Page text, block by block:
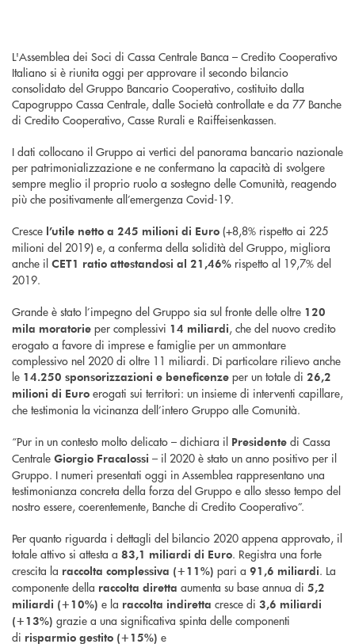
L'Assemblea dei Soci di Cassa Centrale Banca – Credito Cooperativo
Italiano si è riunita oggi per approvare il secondo bilancio
consolidato del Gruppo Bancario Cooperativo, costituito dalla
Capogruppo Cassa Centrale, dalle Società controllate e da 77 Banche
di Credito Cooperativo, Casse Rurali e Raiffeisenkassen.
I dati collocano il Gruppo ai vertici del panorama bancario nazionale
per patrimonializzazione e ne confermano la capacità di svolgere
sempre meglio il proprio ruolo a sostegno delle Comunità, reagendo
più che positivamente all’emergenza Covid-19.
Cresce l’utile netto a 245 milioni di Euro (+8,8% rispetto ai 225
milioni del 2019) e, a conferma della solidità del Gruppo, migliora
anche il CET1 ratio attestandosi al 21,46% rispetto al 19,7% del
2019.
Grande è stato l’impegno del Gruppo sia sul fronte delle oltre 120
mila moratorie per complessivi 14 miliardi, che del nuovo credito
erogato a favore di imprese e famiglie per un ammontare
complessivo nel 2020 di oltre 11 miliardi. Di particolare rilievo anche
le 14.250 sponsorizzazioni e beneficenze per un totale di 26,2
milioni di Euro erogati sui territori: un insieme di interventi capillare,
che testimonia la vicinanza dell’intero Gruppo alle Comunità.
“Pur in un contesto molto delicato – dichiara il Presidente di Cassa
Centrale Giorgio Fracalossi – il 2020 è stato un anno positivo per il
Gruppo. I numeri presentati oggi in Assemblea rappresentano una
testimonianza concreta della forza del Gruppo e allo stesso tempo del
nostro essere, coerentemente, Banche di Credito Cooperativo”.
Per quanto riguarda i dettagli del bilancio 2020 appena approvato, il
totale attivo si attesta a 83,1 miliardi di Euro. Registra una forte
crescita la raccolta complessiva (+11%) pari a 91,6 miliardi. La
componente della raccolta diretta aumenta su base annua di 5,2
miliardi (+10%) e la raccolta indiretta cresce di 3,6 miliardi
(+13%) grazie a una significativa spinta delle componenti
di risparmio gestito (+15%) e